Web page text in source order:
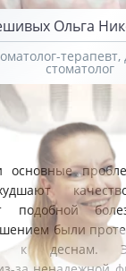
Ольга
терапевт,
стоматолог
подобной
были
к деснам.